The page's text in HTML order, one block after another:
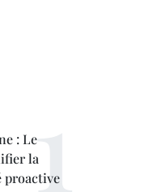
: Le
la
proactive